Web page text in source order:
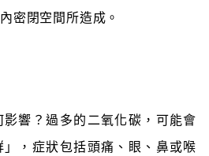
密閉空間所造成。
響？過多的二氧化碳，可能會
，症狀包括頭痛、眼、鼻或喉